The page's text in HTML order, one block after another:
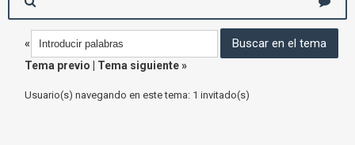
«
Tema previo
Tema siguiente»
Usuario(s) navegando en este tema: 1 invitado(s)